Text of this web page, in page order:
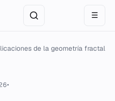
☰
de la geometría fractal